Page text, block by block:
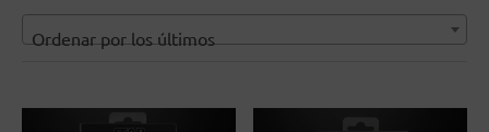
Ordenar por los últimos